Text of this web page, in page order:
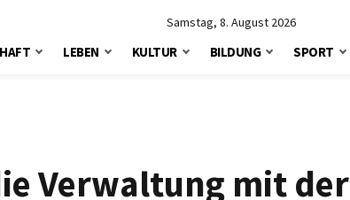
Samstag, 8. August 2026
LEBEN KULTUR BILDUNG SPORT
Verwaltung mit der